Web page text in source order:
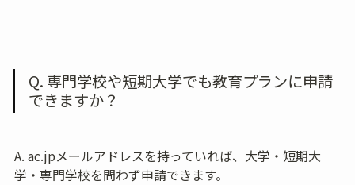
Q. 専門学校や短期大学でも教育プランに申請
できますか？
A. ac.jpメールアドレスを持っていれば、大学・短期大
学・専門学校を問わず申請できます。